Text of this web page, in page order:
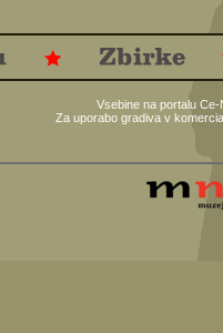
Vsebine na portalu
Za uporabo gradiva v